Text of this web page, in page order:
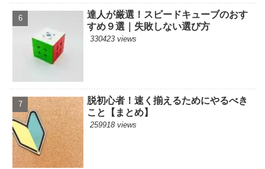
達人が厳選！スピードキューブのおす
すめ９選｜失敗しない選び方
330423 views
脱初心者！速く揃えるためにやるべき
こと【まとめ】
259918 views